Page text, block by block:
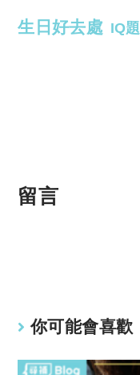
生日好去處 IQ題
留言
你可能會喜歡